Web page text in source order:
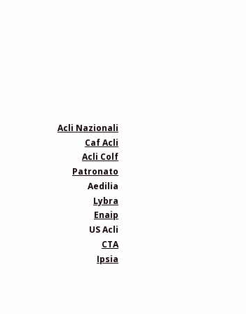
Acli Nazionali
Caf Acli
Acli Colf
Patronato
Aedilia
Lybra
Enaip
US Acli
CTA
Ipsia